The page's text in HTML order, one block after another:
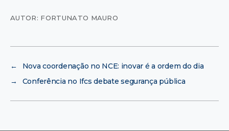
AUTOR: FORTUNATO MAURO
←
Nova coordenação no NCE: inovar é a ordem do dia
→
Conferência no Ifcs debate segurança pública